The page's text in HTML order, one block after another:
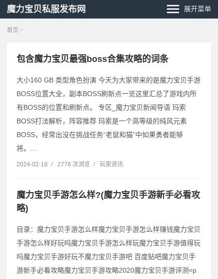
魔力宝贝私服发布网 展开菜单
首页 >
包含魔力宝贝最强boss合集攻略的词条
大小160 GB 类型角色扮演 今天为大家带来的是魔力宝贝手游
BOSS位置大全，副本BOSS刷新点一览这里汇总了游戏内所
有BOSS的位置和刷新点。 专区_魔力宝贝新闻导语 玛索
BOSS打法解析，阵容推荐 玛索是一个高等级的纯风元素
BOSS，经常出没在挑战任务“老鼠和猫”中如果勇者能够
将。...
2024-02-18 / 2776 次浏览 / 玩家资讯
魔力宝贝手游怎么样?(魔力宝贝手游新手必看攻
略)
目录：魔力宝贝手游怎么样魔力宝贝手游怎么样赚钱魔力宝贝
手游怎么样好玩吗魔力宝贝手游怎么样玩魔力宝贝手游值得玩
吗魔力宝贝手游好玩不魔力宝贝手游吧 百度贴吧魔力宝贝手
游新手必看攻略魔力宝贝手游攻略2020魔力宝贝手游评测˂p